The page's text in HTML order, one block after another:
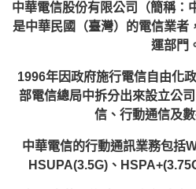
中華電信股份有限公司（簡稱：
是中華民國（臺灣）的電信業者
運部門
1996年因政府施行電信自由化
部電信總局中拆分出來設立公
信、行動通信及
中華電信的行動通訊業務包括
HSUPA(3.5G)、